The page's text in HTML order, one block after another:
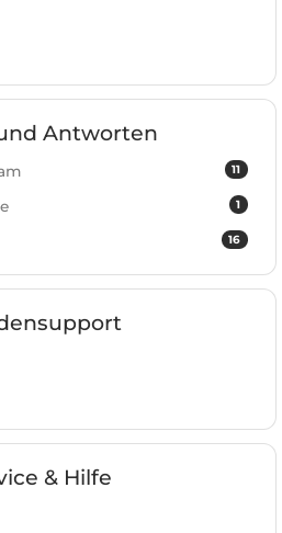
Antworten
11
1
16
& Hilfe